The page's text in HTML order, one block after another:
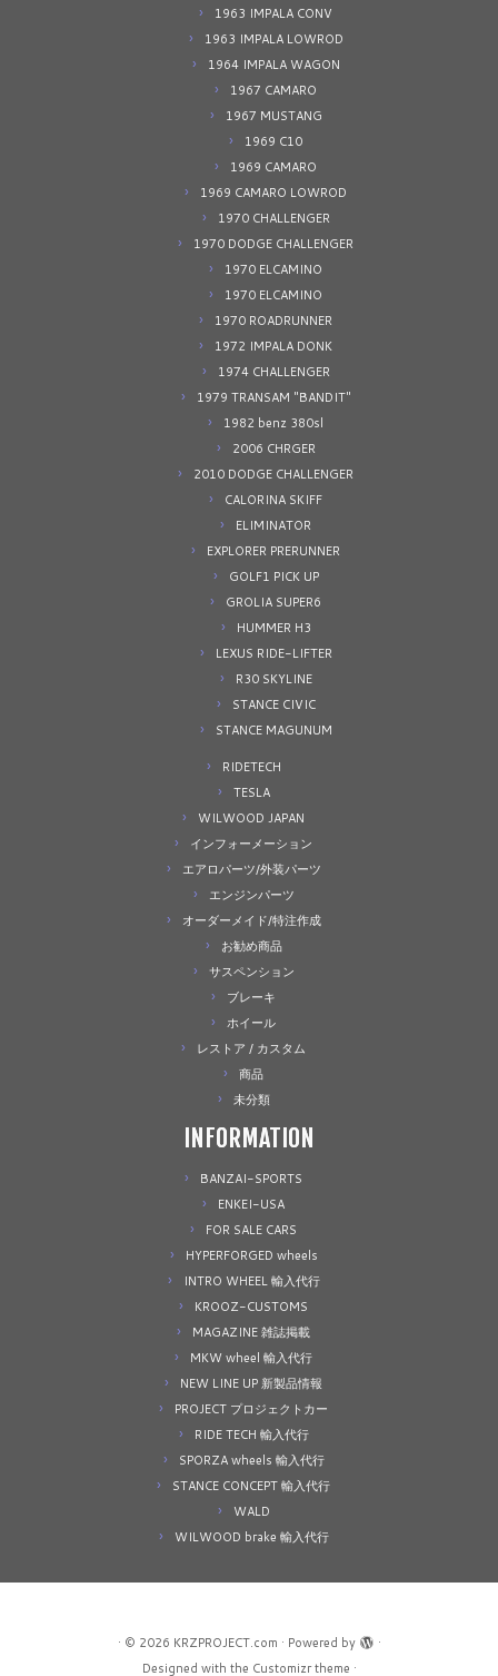
1963 IMPALA CONV
1963 IMPALA LOWROD
1964 IMPALA WAGON
1967 CAMARO
1967 MUSTANG
1969 C10
1969 CAMARO
1969 CAMARO LOWROD
1970 CHALLENGER
1970 DODGE CHALLENGER
1970 ELCAMINO
1970 ELCAMINO
1970 ROADRUNNER
1972 IMPALA DONK
1974 CHALLENGER
1979 TRANSAM "BANDIT"
1982 benz 380sl
2006 CHRGER
2010 DODGE CHALLENGER
CALORINA SKIFF
ELIMINATOR
EXPLORER PRERUNNER
GOLF1 PICK UP
GROLIA SUPER6
HUMMER H3
LEXUS RIDE-LIFTER
R30 SKYLINE
STANCE CIVIC
STANCE MAGUNUM
RIDETECH
TESLA
WILWOOD JAPAN
インフォーメーション
エアロパーツ/外装パーツ
エンジンパーツ
オーダーメイド/特注作成
お勧め商品
サスペンション
ブレーキ
ホイール
レストア / カスタム
商品
未分類
INFORMATION
BANZAI-SPORTS
ENKEI-USA
FOR SALE CARS
HYPERFORGED wheels
INTRO WHEEL 輸入代行
KROOZ-CUSTOMS
MAGAZINE 雑誌掲載
MKW wheel 輸入代行
NEW LINE UP 新製品情報
PROJECT プロジェクトカー
RIDE TECH 輸入代行
SPORZA wheels 輸入代行
STANCE CONCEPT 輸入代行
WALD
WILWOOD brake 輸入代行
· © 2026 KRZPROJECT.com · Powered by
·
Designed with the Customizr theme ·